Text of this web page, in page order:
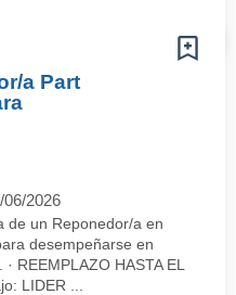
a Part
06/2026
de un Reponedor/a en
desempeñarse en
REEMPLAZO HASTA EL
LIDER ...